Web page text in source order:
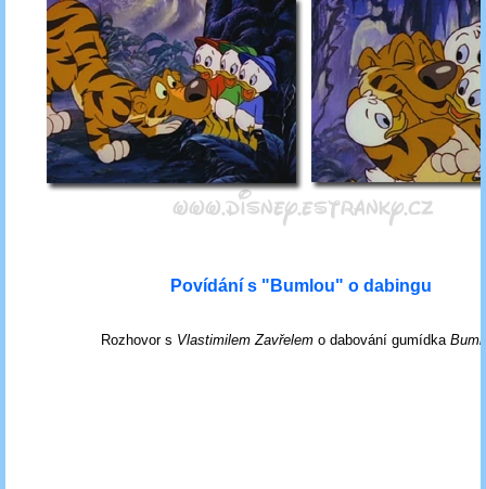
Povídání s "Bumlou" o dabingu
Rozhovor s Vlastimilem Zavřelemo dabování gumídka